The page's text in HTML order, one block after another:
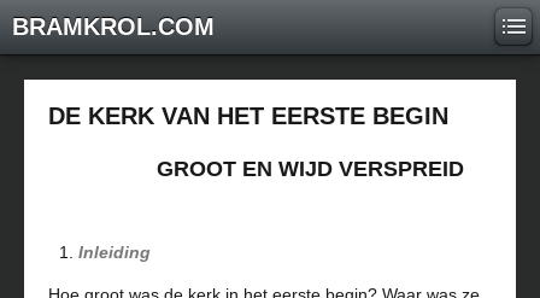
BRAMKROL.COM
DE KERK VAN HET EERSTE BEGIN
GROOT EN WIJD VERSPREID
Inleiding